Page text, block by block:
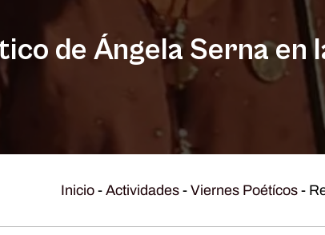
de Ángela Serna en
Inicio - Actividades - Viernes Poétícos -